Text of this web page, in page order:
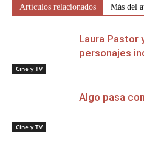
Artículos relacionados Más del
Cine y TV
Laura Pastor
personajes
Cine y TV
Algo pasa